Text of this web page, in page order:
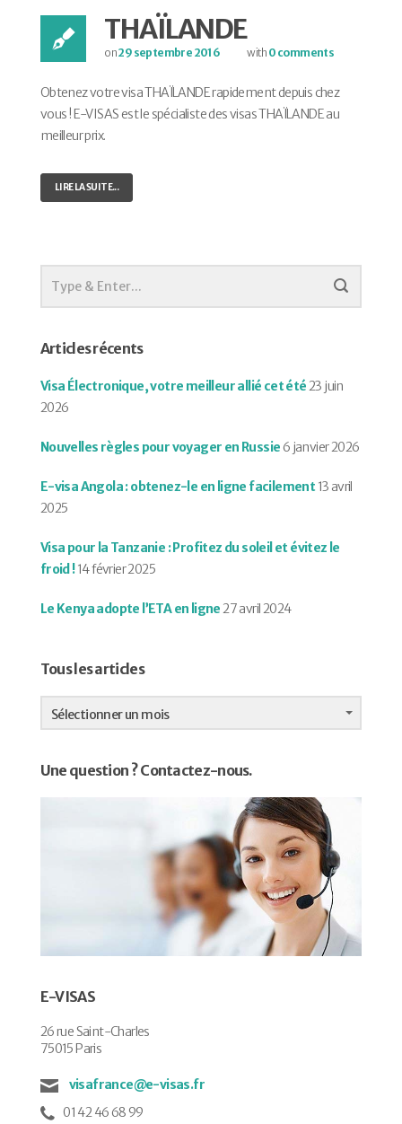
THAÏLANDE
on29 septembre 2016 with 0 comments
Obtenez votre visa THAÏLANDE rapidement depuis chez
vous ! E-VISAS est le spécialiste des visas THAÏLANDE au
meilleur prix.
LIRE LA SUITE...
Articles récents
Visa Électronique, votre meilleur allié cet été23 juin
2026
Nouvelles règles pour voyager en Russie 6 janvier 2026
E-visa Angola : obtenez-le en ligne facilement 13 avril
2025
Visa pour la Tanzanie : Profitez du soleil et évitez le
froid !14 février 2025
Le Kenya adopte l’ETA en ligne27 avril 2024
Tous les articles
Tous
les
articles
Sélectionner un mois
Une question ? Contactez-nous.
E-VISAS
26 rue Saint-Charles
75015 Paris
visafrance@e-visas.fr
01 42 46 68 99